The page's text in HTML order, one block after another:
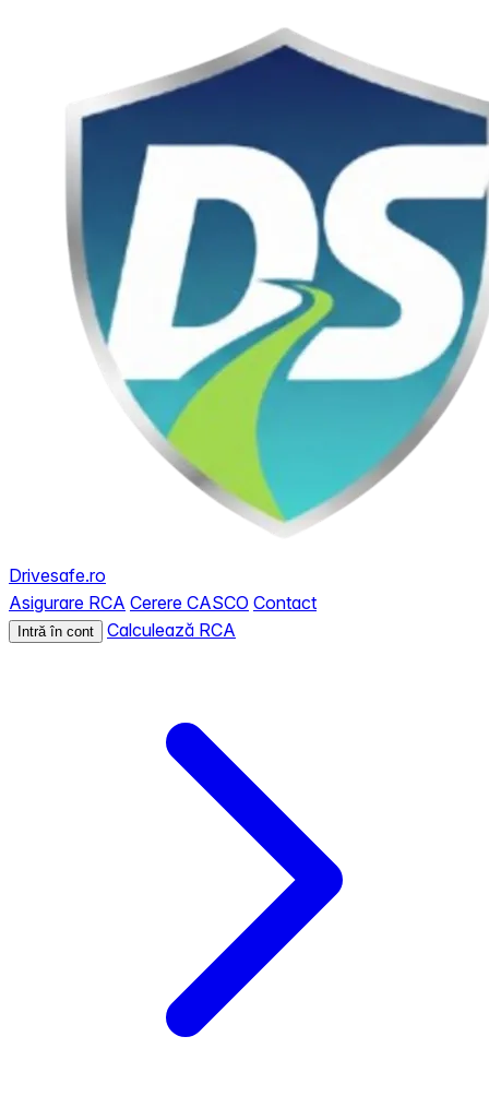
Drivesafe.ro
Asigurare RCA Cerere CASCO Contact
Intră în cont Calculează RCA